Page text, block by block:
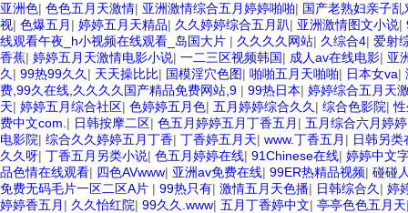
亚洲色| 色色五月天激情| 亚洲激情综合五月婷婷啪啪| 国产老熟妇亲子乱
视| 色爆五月 | 婷婷五月天精品| 久久婷婷综合五月趴| 亚洲激情图文小说|
线观看午夜_h小视频在线观看_岛国大片 | 久久久久网站| 久综合4| 爱射
香蕉| 婷婷五月天激情电影小说| 一二三区视频韩国| 成人av在线电影| 亚
久 | 99热99久久 | 天天操比比| 国模淫穴色图| 啪啪五月天啪啪| 日本女va|
费,99久在线,久久久久国产精品免费网站,9 | 99热日本| 婷婷综合五月天
天| 婷婷五月综合社区| 色婷婷五月色| 五月婷婷综合久久 | 综合色影院|
费中文com. | 日韩按摩二区| 色五月婷婷五月丁香五月 | 五月综合六月婷婷
电影院| 综合久久婷婷五月丁香| 丁香婷五月天| www.丁香五月 | 日韩另类
久久呀| 丁香五月另类小说| 色五月婷婷在线| 91Chinese在线| 婷婷中文
品色情在线观看| 四色AVwww| 亚洲av免费在线| 99ER热精品视频| 碰碰
免费无码毛片一区二区A片 | 99热只有| 激情五月天色播| 日韩综合久 | 婷
婷婷香五月 | 久久怡红院| 99久久.www| 五月丁香婷中文| 亭亭色色五月天